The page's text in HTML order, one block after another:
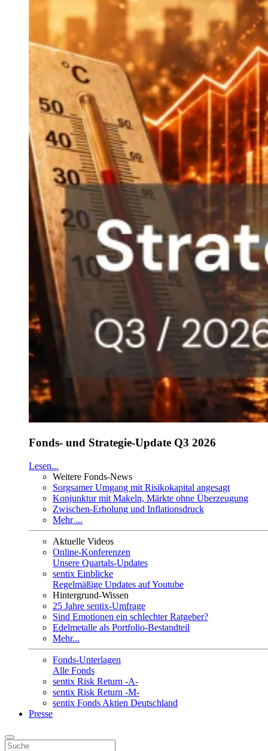
Fonds- und Strategie-Update Q3 2026
Lesen...
Weitere Fonds-News
Sorgsamer Umgang mit Risikokapital angesagt
Konjunktur mit Makeln, Märkte ohne Überzeugung
Zwischen-Erholung und Inflationsdruck
Mehr ...
Aktuelle Videos
Online-Konferenzen
Unsere Quartals-Updates
sentix Einblicke
Regelmäßige Updates auf Youtube
Hintergrund-Wissen
25 Jahre sentix-Umfrage
Sind Emotionen ein schlechter Ratgeber?
Edelmetalle als Portfolio-Bestandteil
Mehr...
Fonds-Unterlagen
Alle Fonds
sentix Risk Return -A-
sentix Risk Return -M-
sentix Fonds Aktien Deutschland
Presse